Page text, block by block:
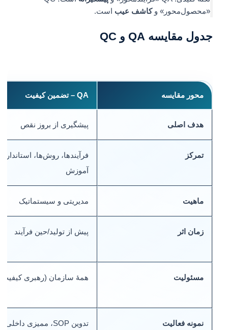
«محصول‌محور» وکاشف عیباست.
جدول مقایسه QA و QC
محور مقایسه QA – تضمین کیفیت
هدف اصلی پیشگیری از بروز نقص
تمرکز
فرآیندها، روش‌ها،
آموزش
ماهیت مدیریتی و سیستماتیک
زمان اثر پیش از تولید/حین فرآیند
مسئولیت همهٔ سازمان (رهبری کیفیت)
نمونه فعالیت
تدوین SOP، ممیزی داخلی،